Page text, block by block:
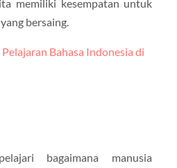
memiliki kesempatan untuk
bersaing.
Bahasa Indonesia di
bagaimana manusia